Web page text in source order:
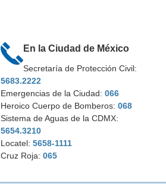
En la Ciudad de México
Secretaría de Protección Civil:
5683.2222
Emergencias de la Ciudad: 066
Heroico Cuerpo de Bomberos: 068
Sistema de Aguas de la CDMX:
5654.3210
Locatel: 5658-1111
Cruz Roja: 065